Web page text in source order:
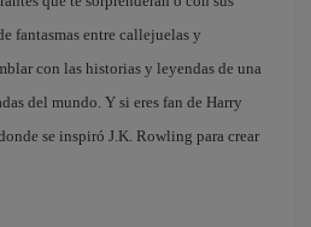
fantasmas entre callejuelas y
con las historias y leyendas de una
del mundo. Y si eres fan de Harry
se inspiró J.K. Rowling para crear